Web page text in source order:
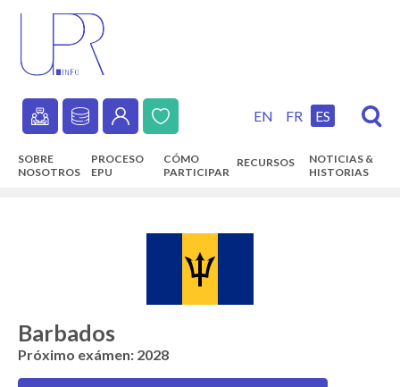
content
Secondary
navigation
EN FR ES
SOBRE
NOSOTROS
PROCESO
EPU
CÓMO
PARTICIPAR
RECURSOS
NOTICIAS &
HISTORIAS
Barbados
Próximo exámen: 2028